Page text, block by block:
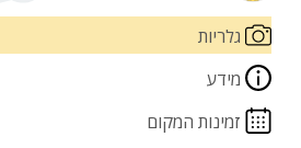
גלריות
מידע
זמינות המקום